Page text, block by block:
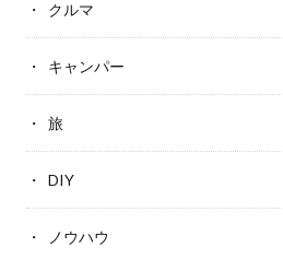
クルマ
キャンパー
旅
DIY
ノウハウ